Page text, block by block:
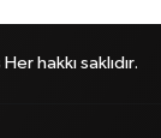
hakkı saklıdır.